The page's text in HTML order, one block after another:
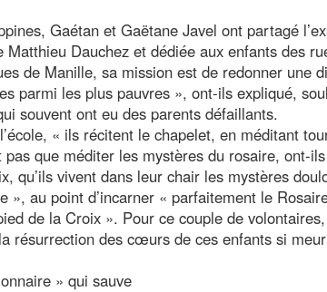
Gaétan et Gaëtane Javel ont partagé
Dauchez et dédiée aux enfants des
de Manille, sa mission est de redonner une
parmi les plus pauvres », ont-ils expliqué,
souvent ont eu des parents défaillants.
« ils récitent le chapelet, en méditant
que méditer les mystères du rosaire, ont-
qu’ils vivent dans leur chair les mystères
», au point d’incarner « parfaitement le
de la Croix ». Pour ce couple de
résurrection des cœurs de ces enfants si
» qui sauve